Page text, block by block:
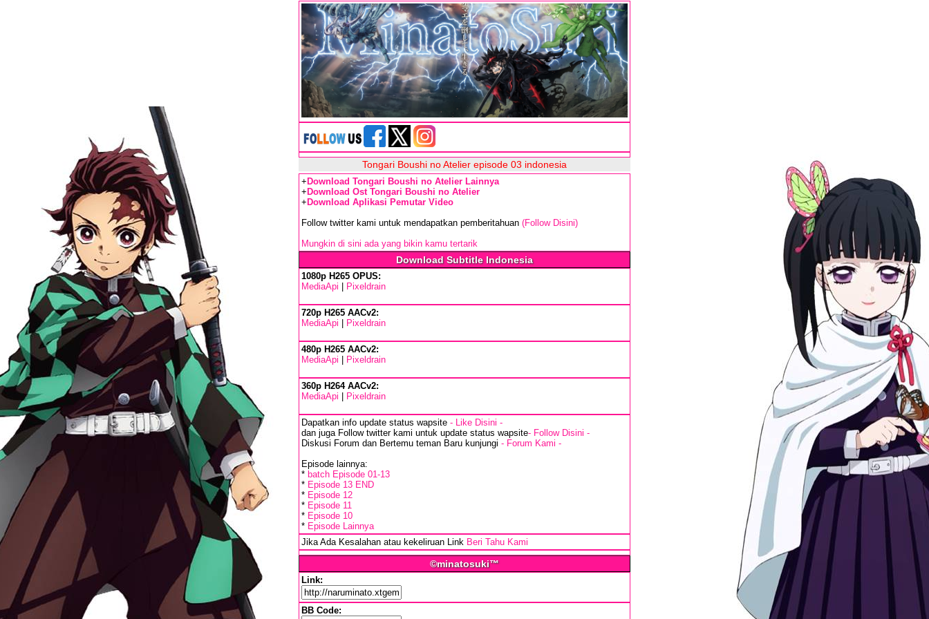
Tongari Boushi no Atelier episode 03 indonesia
+ Download Tongari Boushi no Atelier Lainnya
+ Download Ost Tongari Boushi no Atelier
+ Download Aplikasi Pemutar Video
Follow twitter kami untuk mendapatkan pemberitahuan (Follow Disini)
Mungkin di sini ada yang bikin kamu tertarik
Download Subtitle Indonesia
1080p H265 OPUS:
MediaApi
Pixeldrain
720p H265 AACv2:
MediaApi
Pixeldrain
480p H265 AACv2:
MediaApi
Pixeldrain
360p H264 AACv2:
MediaApi
Pixeldrain
Dapatkan info update status wapsite - Like Disini -
dan juga Follow twitter kami untuk update status wapsite- Follow Disini -
Diskusi Forum dan Bertemu teman Baru kunjungi - Forum Kami -
Episode lainnya:
* batch Episode 01-13
* Episode 13 END
* Episode 12
* Episode 11
* Episode 10
* Episode Lainnya
Jika Ada Kesalahan atau kekeliruan Link Beri Tahu Kami
©minatosuki™
Link:
BB Code: